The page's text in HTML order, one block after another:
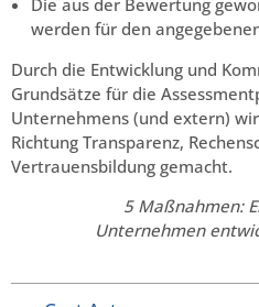
werden für den
Durch die Entwicklung und
Grundsätze für die
Unternehmens (und extern)
Richtung Transparenz,
Vertrauensbildung gemacht.
5 Maßnahmen:
Unternehmen